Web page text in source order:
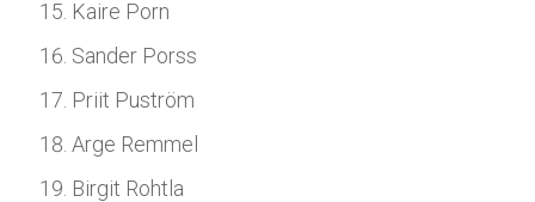
Kaire Porn
Sander Porss
Priit Puström
Arge Remmel
Birgit Rohtla